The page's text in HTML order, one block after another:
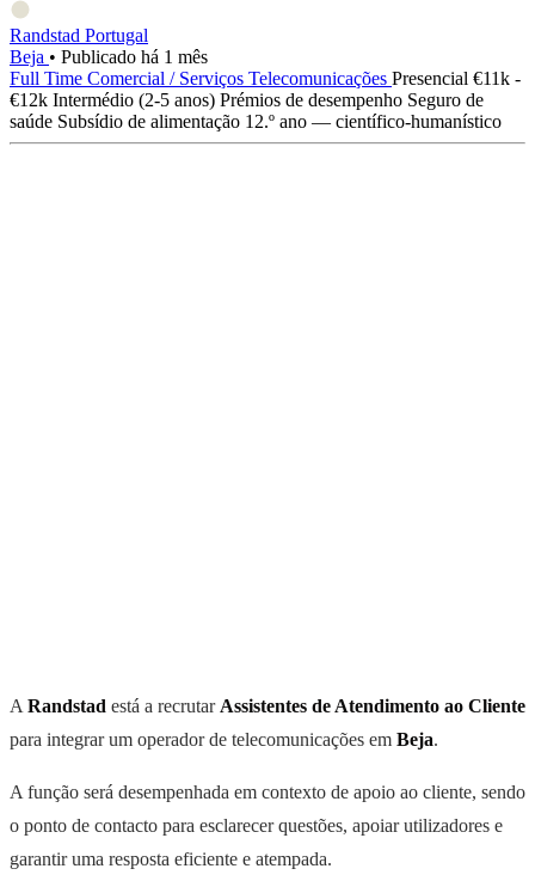
Randstad Portugal
Beja • Publicado há 1 mês
Full Time Comercial / Serviços Telecomunicações Presencial €11k -
€12k Intermédio (2-5 anos) Prémios de desempenho Seguro de
saúde Subsídio de alimentação 12.º ano — científico-humanístico
A Randstad está a recrutar Assistentes de Atendimento ao Cliente
para integrar um operador de telecomunicações em Beja.
A função será desempenhada em contexto de apoio ao cliente, sendo
o ponto de contacto para esclarecer questões, apoiar utilizadores e
garantir uma resposta eficiente e atempada.